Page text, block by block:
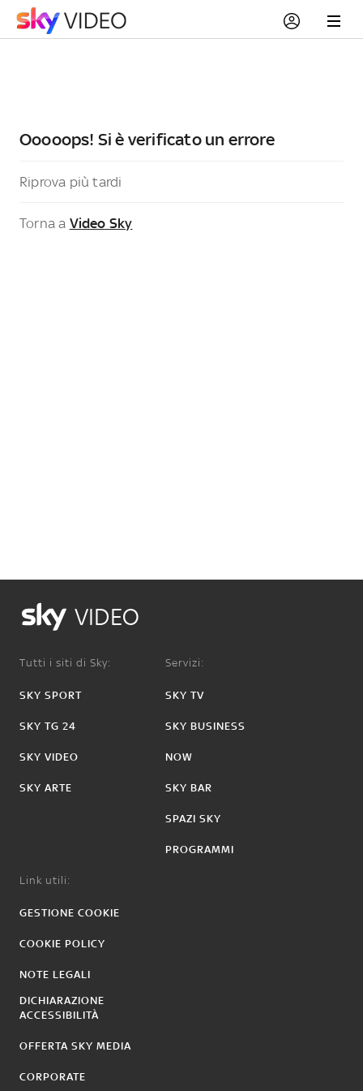
Ooooops! Si è verificato un errore
Riprova più tardi
Torna a Video Sky
VIDEO
Tutti i siti di Sky:
SKY SPORT
SKY TG 24
SKY VIDEO
SKY ARTE
Servizi:
SKY TV
SKY BUSINESS
NOW
SKY BAR
SPAZI SKY
PROGRAMMI
Link utili:
GESTIONE COOKIE
COOKIE POLICY
NOTE LEGALI
DICHIARAZIONE
ACCESSIBILITÀ
OFFERTA SKY MEDIA
CORPORATE